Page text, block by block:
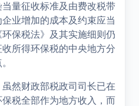
量征收标准及由费改税带
业增加的成本及约束应当
保税法》及其实施细则仍
所得环保税的中央地方分
然财政部税政司司长已在
税全部作为地方收入，而